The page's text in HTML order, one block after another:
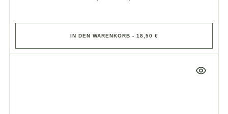
IN DEN WARENKORB - 18,50 €